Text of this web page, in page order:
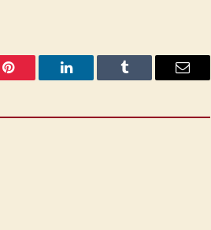
Pinterest LinkedIn Tumblr Email